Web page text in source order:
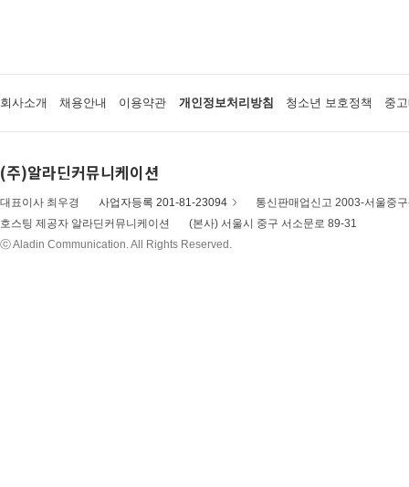
회사소개 채용안내 이용약관 개인정보처리방침 청소년 보호정책 중
(주)알라딘커뮤니케이션
대표이사 최우경 사업자등록 201-81-23094
통신판매업신고 2003-서울중
호스팅 제공자 알라딘커뮤니케이션
(본사) 서울시 중구 서소문로 89-31
ⓒ Aladin Communication. All Rights Reserved.